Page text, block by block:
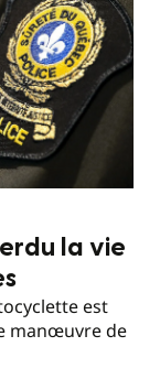
la vie
est
manœuvre de